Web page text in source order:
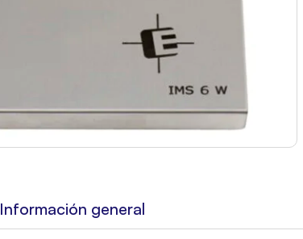
Información general